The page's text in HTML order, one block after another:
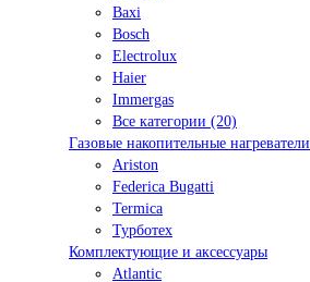
Baxi
Bosсh
Electrolux
Haier
Immergas
Все категории (20)
Газовые накопительные нагреватели
Ariston
Federica Bugatti
Termica
Турботех
Комплектующие и аксессуары
Atlantic